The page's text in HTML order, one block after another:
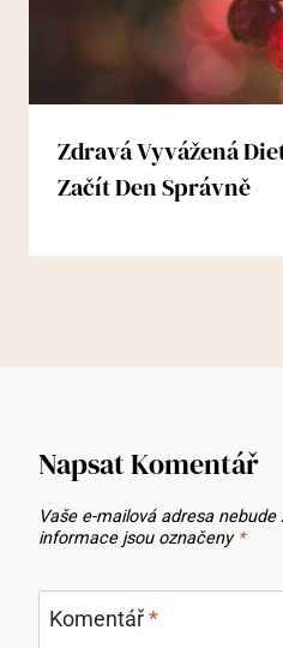
Zdravá Vyvážená
Začít Den Správně
Napsat Komentář
Vaše e-mailová adresa nebude
informace jsou označeny *
Komentář*